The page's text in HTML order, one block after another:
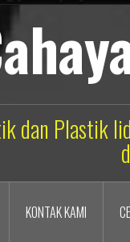
dan Plastik
KONTAK KAMI